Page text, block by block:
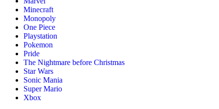
Minecraft
Monopoly
One Piece
Playstation
Pokemon
Pride
The Nightmare before Christmas
Star Wars
Sonic Mania
Super Mario
Xbox